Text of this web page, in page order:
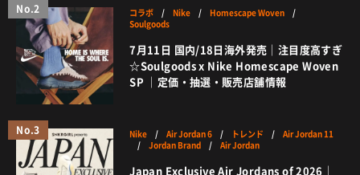
No.2 コラボ / Nike / Homescape Woven /
Soulgoods
7月11日 国内/18日海外発売｜注目度高すぎ
☆Soulgoods x Nike Homescape Woven
SP ｜定価・抽選・販売店舗情報
No.3 Nike /Air Jordan 6 / トレンド /Air Jordan 11
/Jordan Brand /Air Jordan
Japan Exclusive Air Jordans of 2026｜